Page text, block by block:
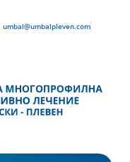
umbal@umbalpleven.com